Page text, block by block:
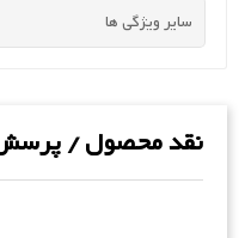
سایر ویژگی ها
نقد محصول /